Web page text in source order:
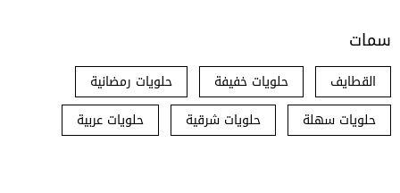
سمات
القطايف حلويات خفيفة
حلويات رمضانية
حلويات سهلة
حلويات شرقية حلويات عربية